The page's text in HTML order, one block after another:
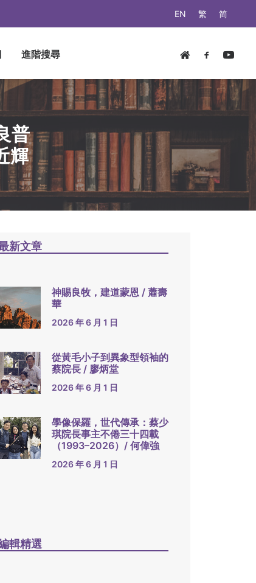
EN 繁 简
進階搜尋
普
輝
新文章
神賜良牧，建道蒙恩 / 蕭壽
華
2026 年 6 月 1 日
從黃毛小子到異象型領袖的
蔡院長 / 廖炳堂
2026 年 6 月 1 日
學像保羅，世代傳承：蔡少
琪院長事主不倦三十四載
（1993–2026）/ 何偉強
2026 年 6 月 1 日
輯精選